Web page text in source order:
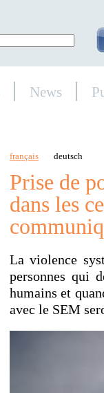
News
deutsch
français
Prise de
dans les
La violence
personnes qui
humains et
avec le SEM